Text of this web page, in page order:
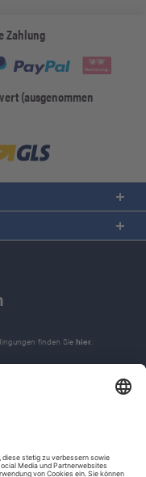
Zahlung
(ausgenommen
finden Sie hier.